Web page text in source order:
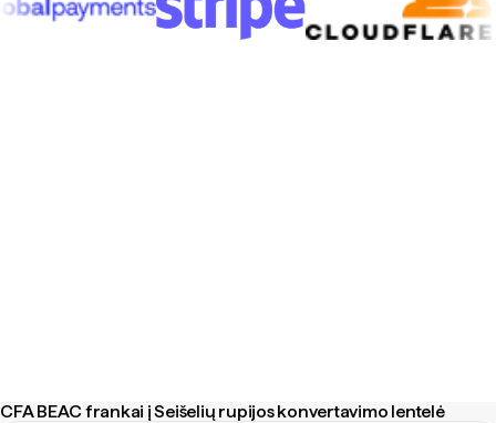
CFA BEAC frankai į Seišelių rupijos konvertavimo lentelė